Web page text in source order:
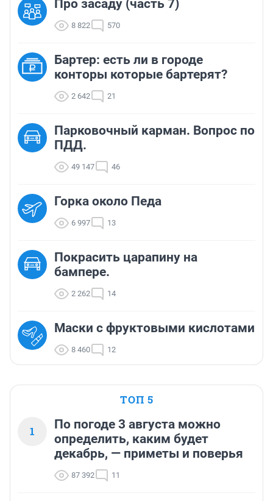
Про засаду (часть 7)
8 822 570
Бартер: есть ли в городе
конторы которые бартерят?
2 642 21
Парковочный карман. Вопрос по
ПДД.
49 147 46
Горка около Педа
6 997 13
Покрасить царапину на
бампере.
2 262 14
Маски с фруктовыми кислотами
8 460 12
ТОП 5
1
По погоде 3 августа можно
определить, каким будет
декабрь, — приметы и поверья
87 392 11